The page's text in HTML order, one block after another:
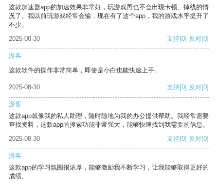
这款加速器app的加速效果非常好，玩游戏再也不会出现卡顿、掉线的情
况了。我以前玩游戏经常会输，现在有了这个app，我的游戏水平提升了
不少。
2025-08-30
支持[0] 反对[0]
游客
这款软件的操作非常简单，即使是小白也能快速上手。
2025-08-30 支持[0] 反对[0]
游客
这款app就像我的私人助理，随时随地为我的办公提供帮助。我经常需要
查找资料，这款app的搜索功能非常强大，能够快速找到我需要的信息。
2025-08-30
支持[0] 反对[0]
游客
这款app的学习氛围很浓厚，能够激励我不断学习，让我能够取得更好的
成绩。